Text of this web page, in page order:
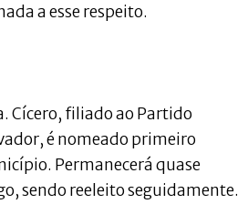
a esse respeito.
Cícero, filiado ao Partido
é nomeado primeiro
Permanecerá quase
sendo reeleito seguidamente.